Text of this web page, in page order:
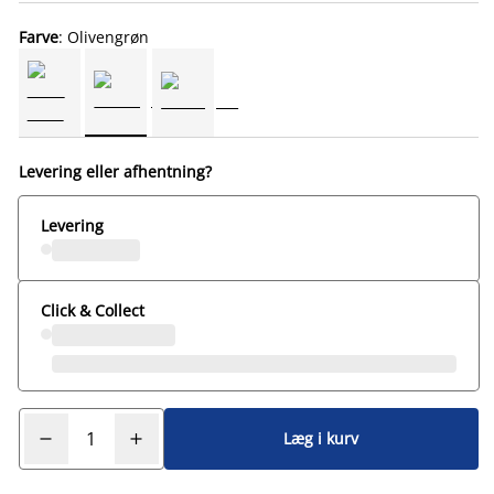
Farve: Olivengrøn
Levering eller afhentning?
Levering
Click & Collect
Læg i kurv